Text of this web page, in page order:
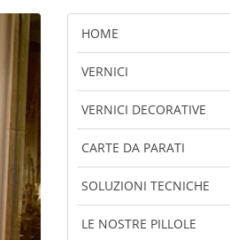
HOME
VERNICI
VERNICI DECORATIVE
CARTE DA PARATI
SOLUZIONI TECNICHE
LE NOSTRE PILLOLE